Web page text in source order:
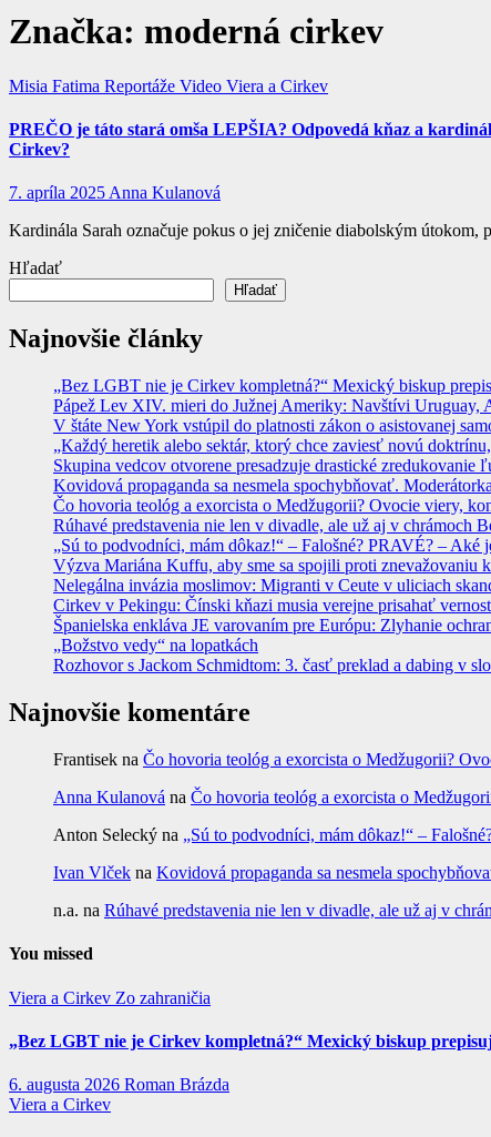
Značka: moderná cirkev
Misia Fatima Reportáže Video Viera a Cirkev
PREČO je táto stará omša LEPŠIA? Odpovedá kňaz a
Cirkev?
7. apríla 2025Anna Kulanová
Kardinála Sarah označuje pokus o jej zničenie diabolským
Hľadať
Hľadať
Najnovšie články
„Bez LGBT nie je Cirkev kompletná?“ Mexický biskup
Pápež Lev XIV. mieri do Južnej Ameriky: Navštívi Uruguay,
V štáte New York vstúpil do platnosti zákon o asistovanej
„Každý heretik alebo sektár, ktorý chce zaviesť novú
Skupina vedcov otvorene presadzuje drastické zredukovanie
Kovidová propaganda sa nesmela spochybňovať.
Čo hovoria teológ a exorcista o Medžugorii? Ovocie viery,
Rúhavé predstavenia nie len v divadle, ale už aj v chrámoch
„Sú to podvodníci, mám dôkaz!“ – Falošné? PRAVÉ? – Aké
Výzva Mariána Kuffu, aby sme sa spojili proti znevažovaniu
Nelegálna invázia moslimov: Migranti v Ceute v uliciach
Cirkev v Pekingu: Čínski kňazi musia verejne prisahať
Španielska enkláva JE varovaním pre Európu: Zlyhanie
„Božstvo vedy“ na lopatkách
Rozhovor s Jackom Schmidtom: 3. časť preklad a dabing v
Najnovšie komentáre
Frantisek na Čo hovoria teológ a exorcista o Medžugorii?
Anna Kulanová na Čo hovoria teológ a exorcista o
Anton Selecký na „Sú to podvodníci, mám dôkaz!“ –
Ivan Vlček na Kovidová propaganda sa nesmela
n.a. na Rúhavé predstavenia nie len v divadle, ale už aj v
You missed
Viera a Cirkev Zo zahraničia
„Bez LGBT nie je Cirkev kompletná?“ Mexický biskup
6. augusta 2026 Roman Brázda
Viera a Cirkev